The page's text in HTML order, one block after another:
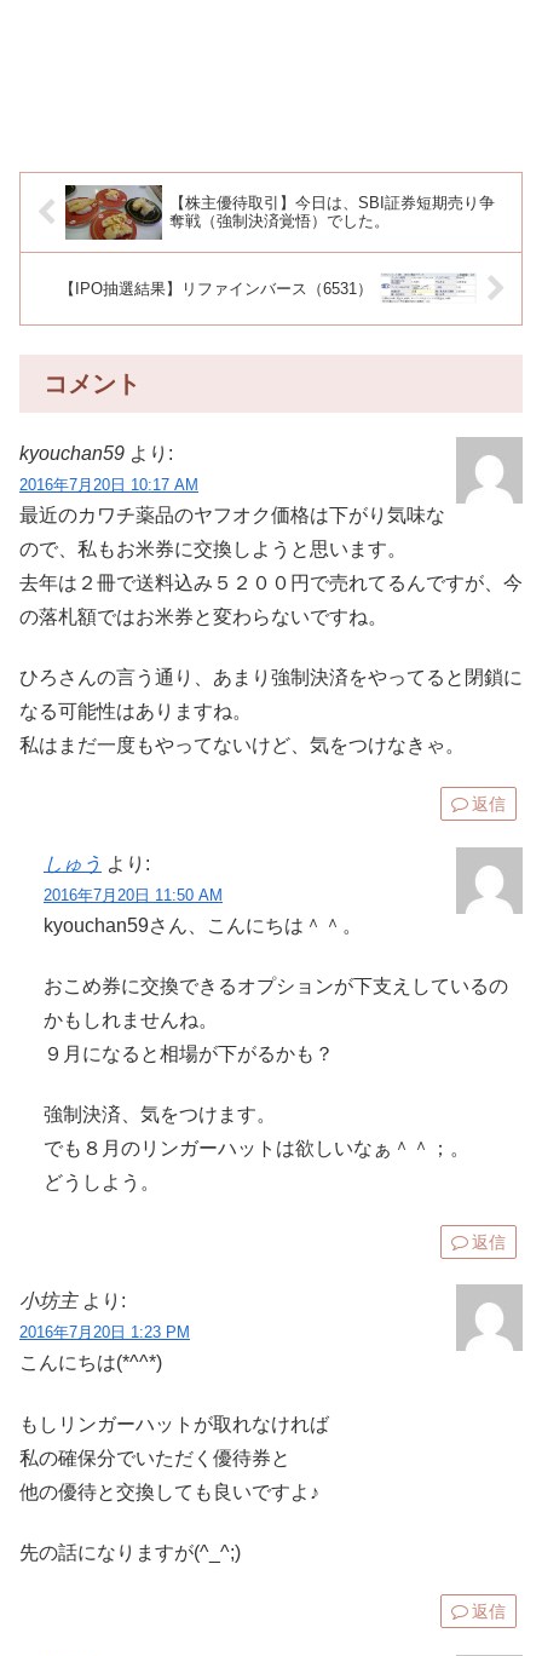
【株主優待取引】今日は、SBI証券短期売り争
奪戦（強制決済覚悟）でした。
【IPO抽選結果】リファインバース（6531）
コメント
kyouchan59 より:
2016年7月20日 10:17 AM
最近のカワチ薬品のヤフオク価格は下がり気味な
ので、私もお米券に交換しようと思います。
去年は２冊で送料込み５２００円で売れてるんですが、今
の落札額ではお米券と変わらないですね。
ひろさんの言う通り、あまり強制決済をやってると閉鎖に
なる可能性はありますね。
私はまだ一度もやってないけど、気をつけなきゃ。
返信
しゅう より:
2016年7月20日 11:50 AM
kyouchan59さん、こんにちは＾＾。
おこめ券に交換できるオプションが下支えしているの
かもしれませんね。
９月になると相場が下がるかも？
強制決済、気をつけます。
でも８月のリンガーハットは欲しいなぁ＾＾；。
どうしよう。
返信
小坊主 より:
2016年7月20日 1:23 PM
こんにちは(*^^*)
もしリンガーハットが取れなければ
私の確保分でいただく優待券と
他の優待と交換しても良いですよ♪
先の話になりますが(^_^;)
返信